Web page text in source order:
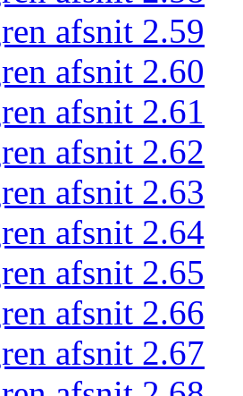
afsnit 2.59
afsnit 2.60
afsnit 2.61
afsnit 2.62
afsnit 2.63
afsnit 2.64
afsnit 2.65
afsnit 2.66
afsnit 2.67